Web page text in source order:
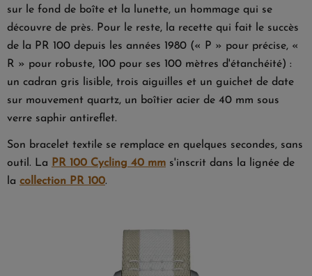
sur le fond de boîte et la lunette, un hommage qui se
découvre de près. Pour le reste, la recette qui fait le succès
de la PR 100 depuis les années 1980 (« P » pour précise, «
R » pour robuste, 100 pour ses 100 mètres d'étanchéité) :
un cadran gris lisible, trois aiguilles et un guichet de date
sur mouvement quartz, un boîtier acier de 40 mm sous
verre saphir antireflet.
Son bracelet textile se remplace en quelques secondes, sans
outil. La
PR 100 Cycling 40 mm s'inscrit dans la lignée de
la collection PR 100.